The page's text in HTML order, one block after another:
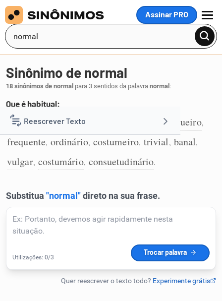
Assinar PRO
MENU
Reescrever Texto
Resumir Texto
Detector de IA
Humanizador de IA
Sinônimo de normal
18 sinônimos de normal para 3 sentidos da palavra normal :
Que é habitual:
1 habitual,natural corriqueiro,
frequente, ordinário, costumeiro, trivial, banal,
vulgar, costumário, consuetudinário.